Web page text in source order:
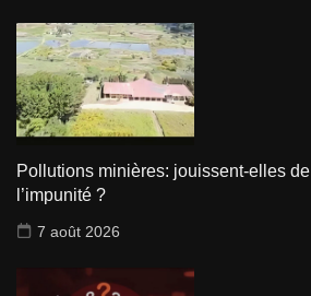
Pollutions minières: jouissent-elles de
l’impunité ?
7 août 2026